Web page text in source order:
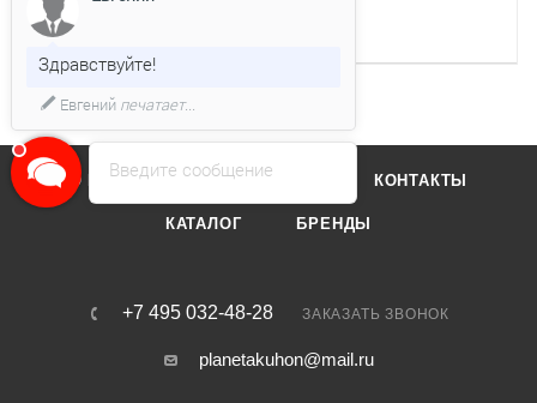
О КОМПАНИИ ОТЗЫВЫ КОНТАКТЫ
КАТАЛОГ БРЕНДЫ
+7 495 032-48-28 ЗАКАЗАТЬ ЗВОНОК
planetakuhon@mail.ru
Введите сообщение
Здравствуйте!
Евгенийпечатает...